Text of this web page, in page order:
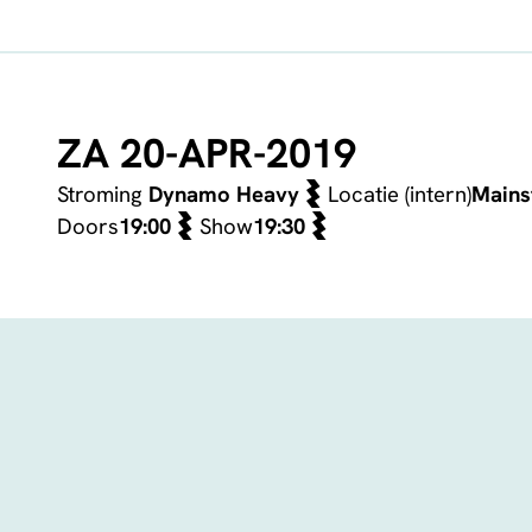
ZA 20-APR-2019
Stroming Dynamo Heavy Locatie (intern)
Doors19:00 Show19:30